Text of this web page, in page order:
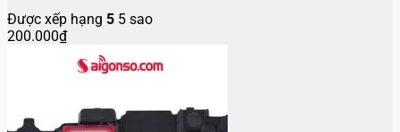
Được xếp hạng 5 5 sao
200.000₫